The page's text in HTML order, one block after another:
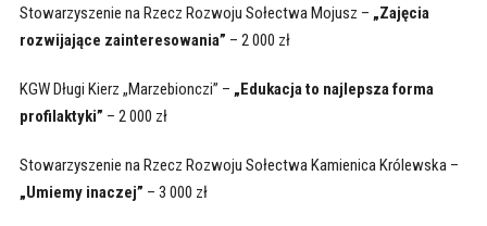
Stowarzyszenie na Rzecz Rozwoju Sołectwa Mojusz – „Zajęcia
rozwijające zainteresowania” – 2 000 zł
KGW Długi Kierz „Marzebionczi” – „Edukacja to najlepsza forma
profilaktyki” – 2 000 zł
Stowarzyszenie na Rzecz Rozwoju Sołectwa Kamienica Królewska –
„Umiemy inaczej” – 3 000 zł